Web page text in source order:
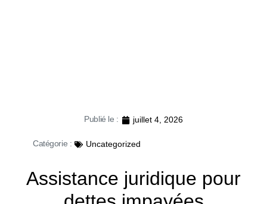
Publié le : juillet 4, 2026
Catégorie : Uncategorized
Assistance juridique pour